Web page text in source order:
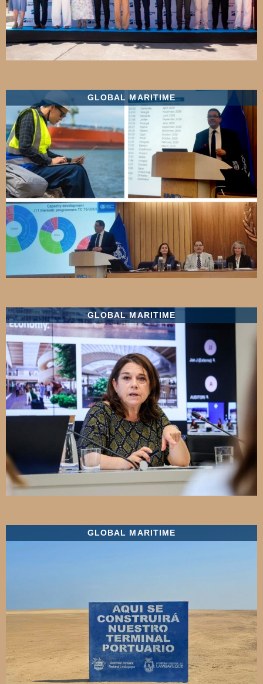
GLOBAL MARITIME
GLOBAL MARITIME
GLOBAL MARITIME